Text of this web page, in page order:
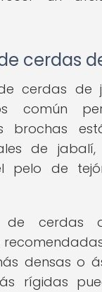
cerdas
cerdas de
común
brochas
de
pelo de
de cerdas
densas o
rígidas